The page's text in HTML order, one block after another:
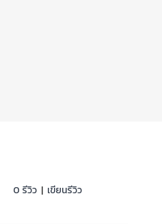
0 รีวิว | เขียนรีวิว